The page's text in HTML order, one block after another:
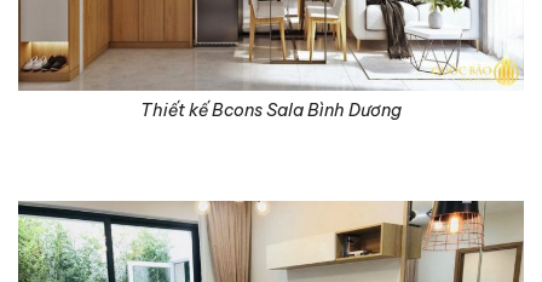
Thiết kế Bcons Sala Bình Dương